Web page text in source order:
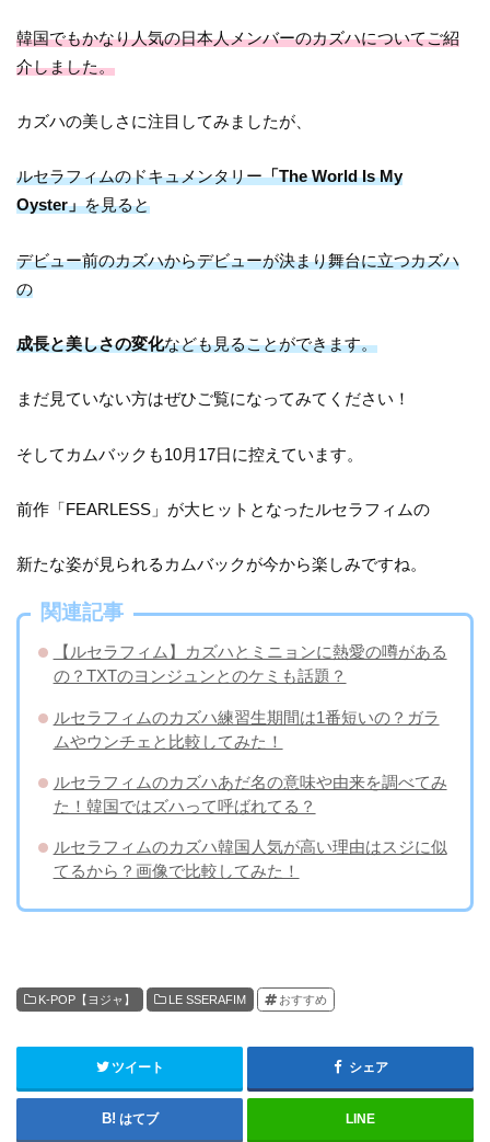
韓国でもかなり人気の日本人メンバーのカズハについてご紹
介しました。
カズハの美しさに注目してみましたが、
ルセラフィムのドキュメンタリー「The World Is My
Oyster」を見ると
デビュー前のカズハからデビューが決まり舞台に立つカズハ
の
成長と美しさの変化なども見ることができます。
まだ見ていない方はぜひご覧になってみてください！
そしてカムバックも10月17日に控えています。
前作「FEARLESS」が大ヒットとなったルセラフィムの
新たな姿が見られるカムバックが今から楽しみですね。
関連記事
【ルセラフィム】カズハとミニョンに熱愛の噂がある
の？TXTのヨンジュンとのケミも話題？
ルセラフィムのカズハ練習生期間は1番短いの？ガラ
ムやウンチェと比較してみた！
ルセラフィムのカズハあだ名の意味や由来を調べてみ
た！韓国ではズハって呼ばれてる？
ルセラフィムのカズハ韓国人気が高い理由はスジに似
てるから？画像で比較してみた！
K-POP【ヨジャ】 LE SSERAFIM おすすめ
ツイート シェア
はてブ LINE